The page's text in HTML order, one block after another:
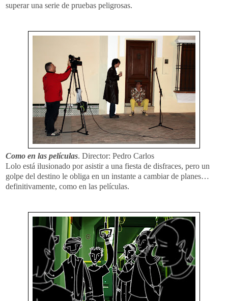
superar una serie de pruebas peligrosas.
Como en las películas. Director: Pedro Carlos
Lolo está ilusionado por asistir a una fiesta de disfraces, pero un
golpe del destino le obliga en un instante a cambiar de planes…
definitivamente, como en las películas.